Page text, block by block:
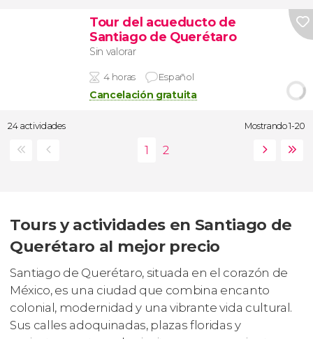
Tour del acueducto de
Santiago de Querétaro
Sin valorar
4 horas Español
Cancelación gratuita
24 actividades Mostrando 1-20
Tours y actividades en Santiago de
Querétaro al mejor precio
Santiago de Querétaro, situada en el corazón de
México, es una ciudad que combina encanto
colonial, modernidad y una vibrante vida cultural.
Sus calles adoquinadas, plazas floridas y